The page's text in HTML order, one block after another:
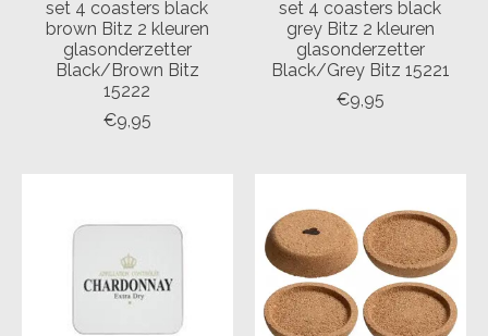
set 4 coasters black
brown Bitz 2 kleuren
glasonderzetter
Black/Brown Bitz
15222
€9,95
set 4 coasters black
grey Bitz 2 kleuren
glasonderzetter
Black/Grey Bitz 15221
€9,95